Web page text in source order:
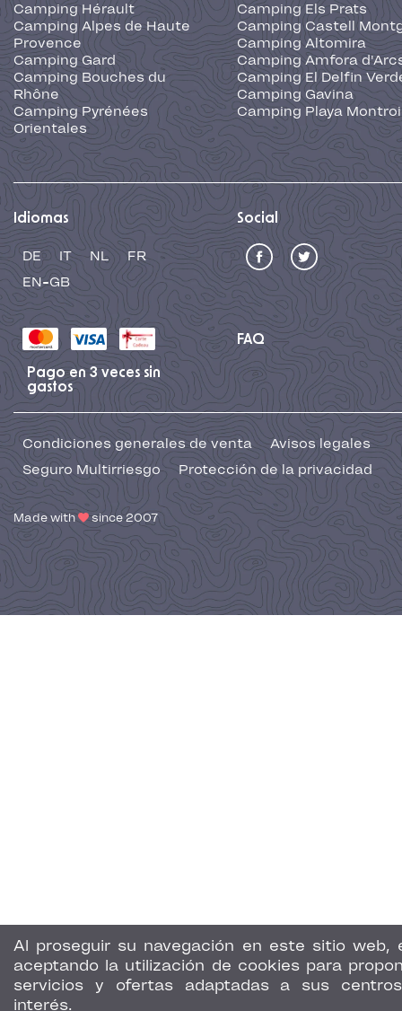
Al proseguir su navegación en este sitio web,
aceptando la utilización de cookies para
servicios y ofertas adaptadas a sus
interés.
Camping Hérault
Camping Alpes de Haute
Provence
Camping Gard
Camping Bouches du
Rhône
Camping Pyrénées
Orientales
Camping Els Prats
Camping Castell
Camping Altomira
Camping Amfora
Camping El Delfin
Camping Gavina
Camping Playa
Idiomas
DE IT NL
FR
EN-GB
Social
FAQ
Pago en 3 veces sin
gastos
Condiciones generales de venta
Avisos legales
Seguro Multirriesgo
Protección de la privacidad
Made with since 2007